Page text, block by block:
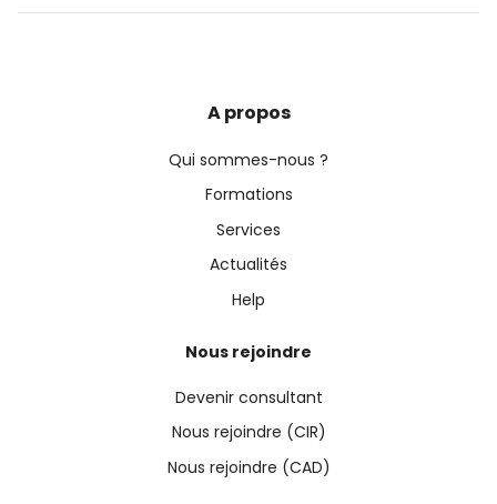
A propos
Qui sommes-nous ?
Formations
Services
Actualités
Help
Nous rejoindre
Devenir consultant
Nous rejoindre (CIR)
Nous rejoindre (CAD)